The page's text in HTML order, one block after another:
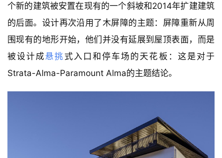
个新的建筑被安置在现有的一个斜坡和2014年扩建建筑
的后面。设计再次沿用了木屏障的主题：屏障重新从周
围现有的地形开始，他们并没有延展到屋顶表面，而是
被设计成悬挑 式入口和停车场的天花板：这是对于
Strata-Alma-Paramount Alma的主题结论。